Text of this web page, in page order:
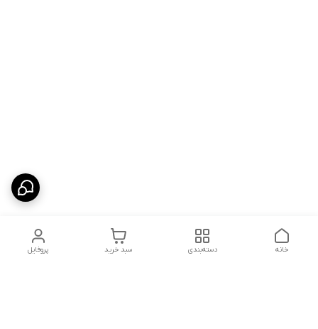
پروفایل سبد خرید دسته‌بندی خانه